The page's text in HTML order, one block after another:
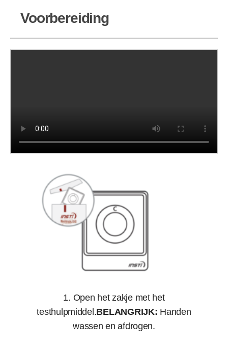
Voorbereiding
1. Open het zakje met het
testhulpmiddel.BELANGRIJK: Handen
wassen en afdrogen.